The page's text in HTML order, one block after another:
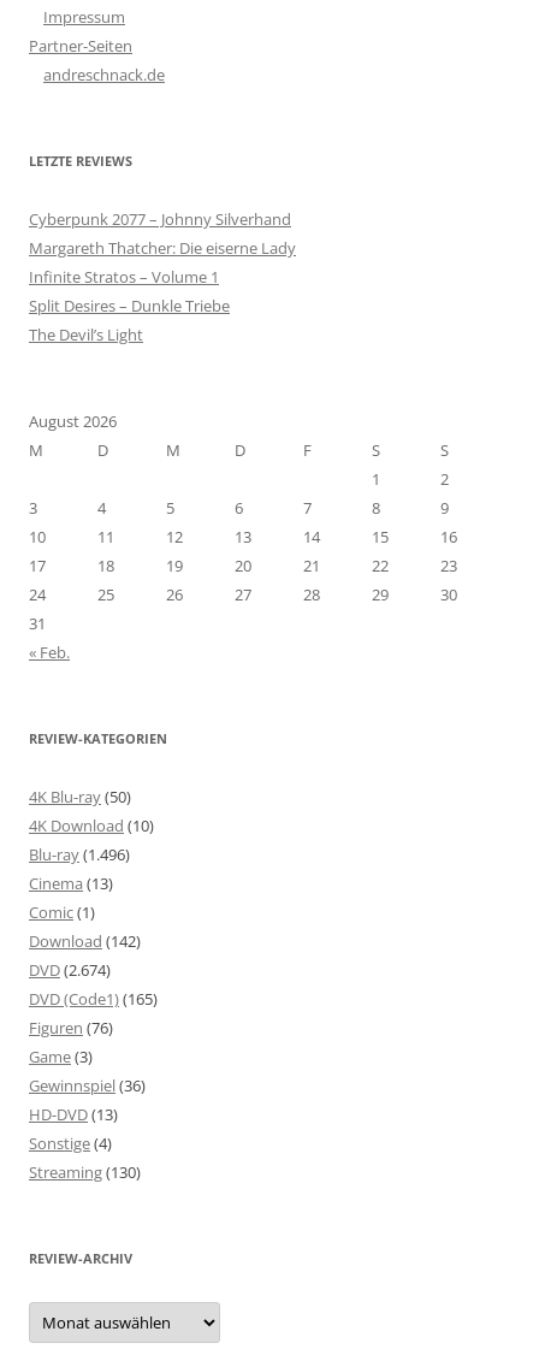
Impressum
Partner-Seiten
andreschnack.de
LETZTE REVIEWS
Cyberpunk 2077 – Johnny Silverhand
Margareth Thatcher: Die eiserne Lady
Infinite Stratos – Volume 1
Split Desires – Dunkle Triebe
The Devil’s Light
August 2026
M
D M D F S
S
1
2
3
4 5 6 7 8
9
10
11 12 13 14 15
16
17
18 19 20 21 22
23
24
25 26 27 28 29
30
31
« Feb.
REVIEW-KATEGORIEN
4K Blu-ray(50)
4K Download (10)
Blu-ray(1.496)
Cinema (13)
Comic(1)
Download (142)
DVD(2.674)
DVD (Code1)(165)
Figuren (76)
Game(3)
Gewinnspiel(36)
HD-DVD(13)
Sonstige(4)
Streaming(130)
REVIEW-ARCHIV
Review-
Archiv